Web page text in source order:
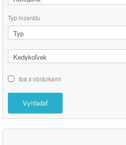
Typ inzerátu
iba s obrázkami
Vyhľadať